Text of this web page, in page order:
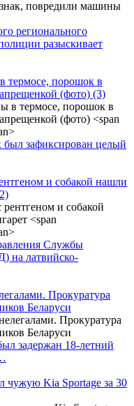
регионального
разыскивает
термосе, порошок в
(фото) (3)
зафиксирован целый
и собакой нашли
Службы
на латвийско-
Прокуратура
Беларуси
задержан 18-летний
чужую Kia Sportage за 30